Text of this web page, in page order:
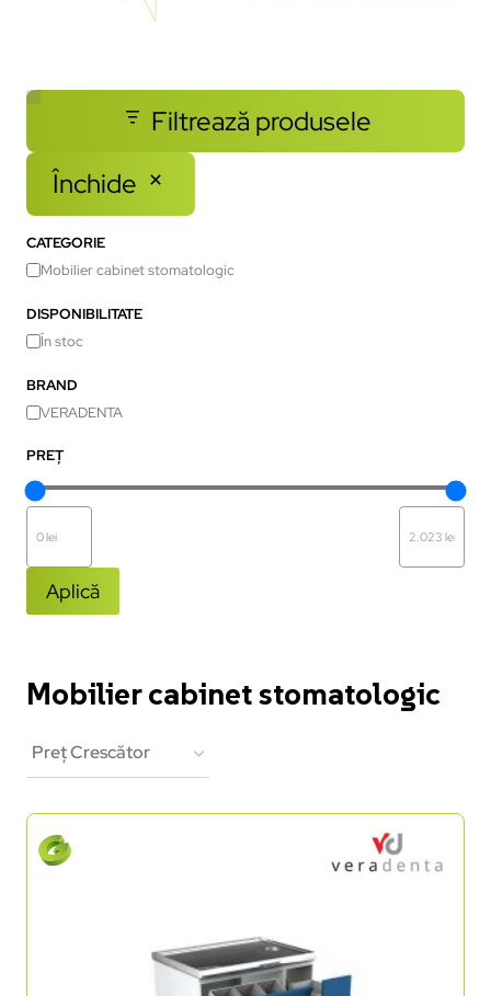
Filtrează produsele
Închide
CATEGORIE
Mobilier cabinet stomatologic
DISPONIBILITATE
În stoc
BRAND
VERADENTA
PREȚ
Aplică
Mobilier cabinet stomatologic